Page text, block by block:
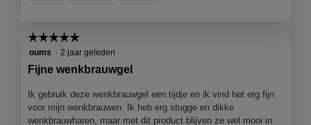
☆☆☆☆☆
☆☆☆☆☆
5
sterren.
oums · 2 jaar geleden
Fijne wenkbrauwgel
Ik gebruik deze wenkbrauwgel een tijdje en ik vind het erg fijn
voor mijn wenkbrauwen. Ik heb erg stugge en dikke
wenkbrauwharen, maar met dit product blijven ze wel mooi in